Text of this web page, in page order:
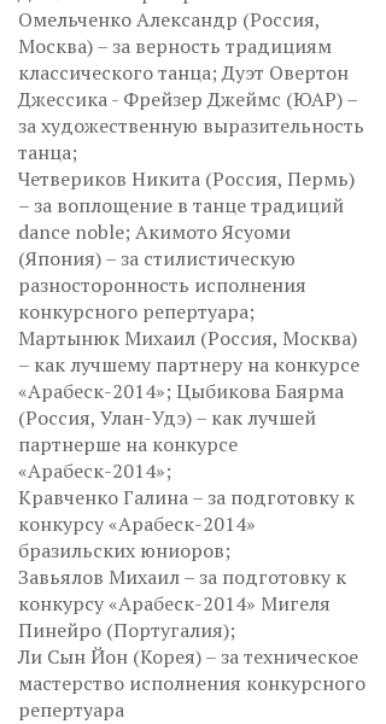
Омельченко Александр (Россия,
Москва) – за верность традициям
классического танца; Дуэт Овертон
Джессика - Фрейзер Джеймс (ЮАР) –
за художественную выразительность
танца;
Четвериков Никита (Россия, Пермь)
– за воплощение в танце традиций
dance noble; Акимото Ясуоми
(Япония) – за стилистическую
разносторонность исполнения
конкурсного репертуара;
Мартынюк Михаил (Россия, Москва)
– как лучшему партнеру на конкурсе
«Арабеск-2014»; Цыбикова Баярма
(Россия, Улан-Удэ) – как лучшей
партнерше на конкурсе
«Арабеск-2014»;
Кравченко Галина – за подготовку к
конкурсу «Арабеск-2014»
бразильских юниоров;
Завьялов Михаил – за подготовку к
конкурсу «Арабеск-2014» Мигеля
Пинейро (Португалия);
Ли Сын Йон (Корея) – за техническое
мастерство исполнения конкурсного
репертуара